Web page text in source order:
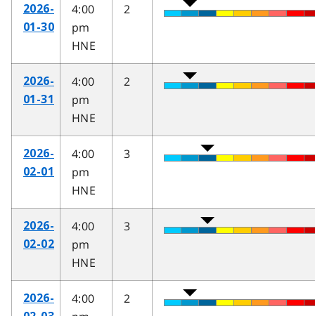
2026-
01-30
4:00
pm
HNE
2
2026-
01-31
4:00
pm
HNE
2
2026-
02-01
4:00
pm
HNE
3
2026-
02-02
4:00
pm
HNE
3
2026-
4:00
2